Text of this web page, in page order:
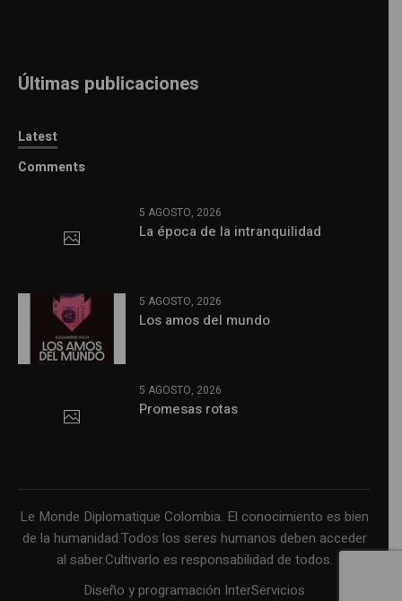
Últimas publicaciones
Latest
Comments
5 AGOSTO, 2026
La época de la intranquilidad
5 AGOSTO, 2026
Los amos del mundo
5 AGOSTO, 2026
Promesas rotas
Le Monde Diplomatique Colombia. El conocimiento es bien
de la humanidad.Todos los seres humanos deben acceder
al saber.Cultivarlo es responsabilidad de todos.
Diseño y programación InterServicios